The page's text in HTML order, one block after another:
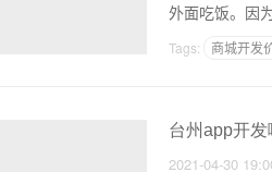
外面吃饭。因
Tags: 商城开发
台州app开
2021-04-30